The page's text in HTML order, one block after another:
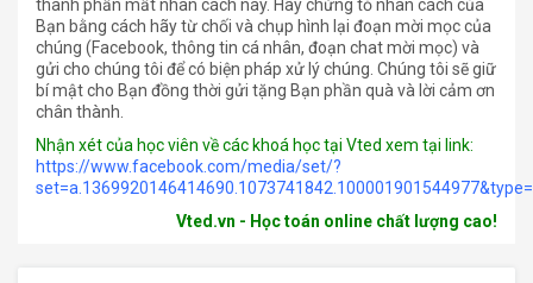
thành phần mất nhân cách này. Hãy chứng tỏ nhân cách của
Bạn bằng cách hãy từ chối và chụp hình lại đoạn mời mọc của
chúng (Facebook, thông tin cá nhân, đoạn chat mời mọc) và
gửi cho chúng tôi để có biện pháp xử lý chúng. Chúng tôi sẽ giữ
bí mật cho Bạn đồng thời gửi tặng Bạn phần quà và lời cảm ơn
chân thành.
Nhận xét của học viên về các khoá học tại Vted xem tại link:
https://www.facebook.com/media/set/?
Vted.vn - Học toán online chất lượng cao!